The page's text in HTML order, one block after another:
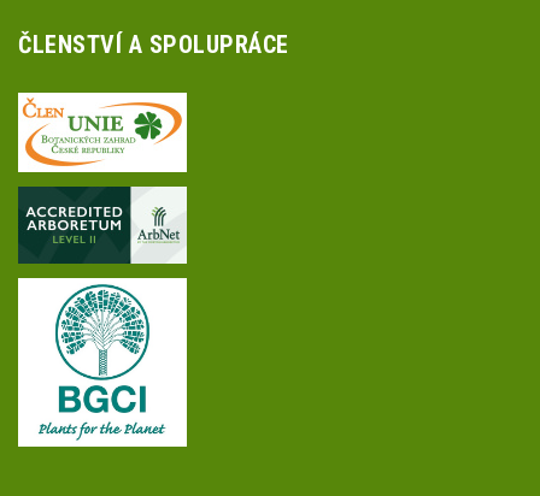
ČLENSTVÍ A SPOLUPRÁCE